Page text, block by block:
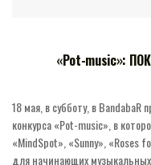
«Pot-music»:
18 мая, в субботу, в
конкурса «Pot-music», в
«MindSpot», «Sunny», «Roses
для начинающих